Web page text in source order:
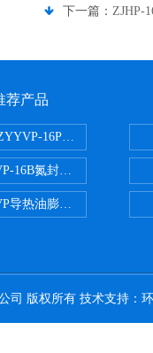
下一篇： ZJHP-
荐产品
16P不锈钢氮封阀
16B氮封供氮阀
导热油膨胀槽氮封阀
司 版权所有 技术支持：